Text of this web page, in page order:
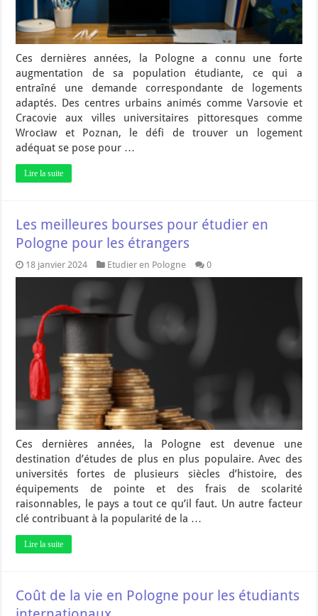
Ces dernières années, la Pologne a connu une forte
augmentation de sa population étudiante, ce qui a
entraîné une demande correspondante de logements
adaptés. Des centres urbains animés comme Varsovie et
Cracovie aux villes universitaires pittoresques comme
Wrocław et Poznan, le défi de trouver un logement
adéquat se pose pour …
Lire la suite
Les meilleures bourses pour étudier en
Pologne pour les étrangers
18 janvier 2024 Etudier en Pologne 0
Ces dernières années, la Pologne est devenue une
destination d’études de plus en plus populaire. Avec des
universités fortes de plusieurs siècles d’histoire, des
équipements de pointe et des frais de scolarité
raisonnables, le pays a tout ce qu’il faut. Un autre facteur
clé contribuant à la popularité de la …
Lire la suite
Coût de la vie en Pologne pour les étudiants